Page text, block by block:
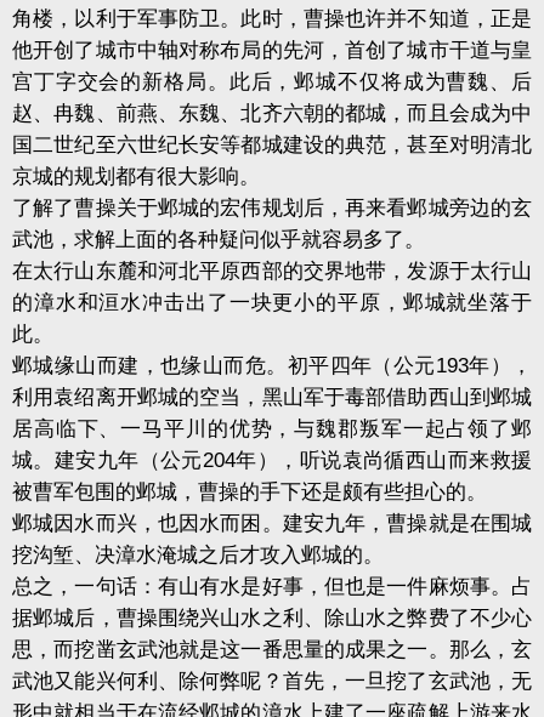
角楼，以利于军事防卫。此时，曹操也许并不知道，正是
他开创了城市中轴对称布局的先河，首创了城市干道与皇
宫丁字交会的新格局。此后，邺城不仅将成为曹魏、后
赵、冉魏、前燕、东魏、北齐六朝的都城，而且会成为中
国二世纪至六世纪长安等都城建设的典范，甚至对明清北
京城的规划都有很大影响。
了解了曹操关于邺城的宏伟规划后，再来看邺城旁边的玄
武池，求解上面的各种疑问似乎就容易多了。
在太行山东麓和河北平原西部的交界地带，发源于太行山
的漳水和洹水冲击出了一块更小的平原，邺城就坐落于
此。
邺城缘山而建，也缘山而危。初平四年（公元193年），
利用袁绍离开邺城的空当，黑山军于毒部借助西山到邺城
居高临下、一马平川的优势，与魏郡叛军一起占领了邺
城。建安九年（公元204年），听说袁尚循西山而来救援
被曹军包围的邺城，曹操的手下还是颇有些担心的。
邺城因水而兴，也因水而困。建安九年，曹操就是在围城
挖沟堑、决漳水淹城之后才攻入邺城的。
总之，一句话：有山有水是好事，但也是一件麻烦事。占
据邺城后，曹操围绕兴山水之利、除山水之弊费了不少心
思，而挖凿玄武池就是这一番思量的成果之一。那么，玄
武池又能兴何利、除何弊呢？首先，一旦挖了玄武池，无